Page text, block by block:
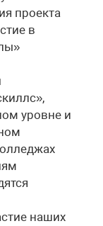
проекта
в
уровне и
наших